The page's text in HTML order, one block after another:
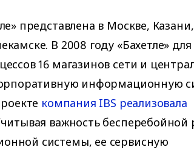
представлена в Москве, Казани,
В 2008 году «Бахетле» для
16 магазинов сети и
информационную
компания IBS реализовала
важность бесперебойной
системы, ее сервисную